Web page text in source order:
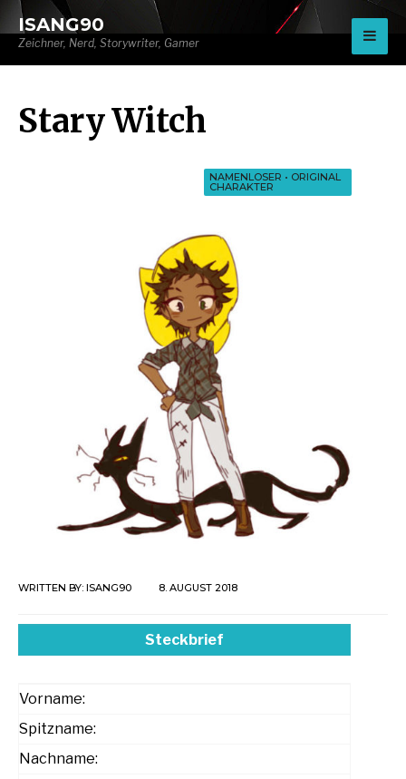
ISANG90
Zeichner, Nerd, Storywriter, Gamer
Stary Witch
NAMENLOSER • ORIGINAL
CHARAKTER
WRITTEN BY: ISANG90 8. AUGUST 2018
Steckbrief
Vorname:
Spitzname:
Nachname:
for: